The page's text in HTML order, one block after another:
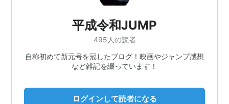
平成令和JUMP
495人の読者
自称初めて新元号を冠したブログ！映画やジャンプ感想
など雑記を綴っています！
ログインして読者になる